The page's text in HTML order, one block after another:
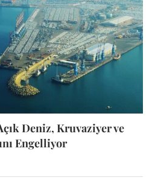
Deniz, Kruvaziyer ve
Engelliyor